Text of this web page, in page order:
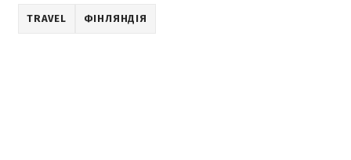
TRAVEL ФІНЛЯНДІЯ